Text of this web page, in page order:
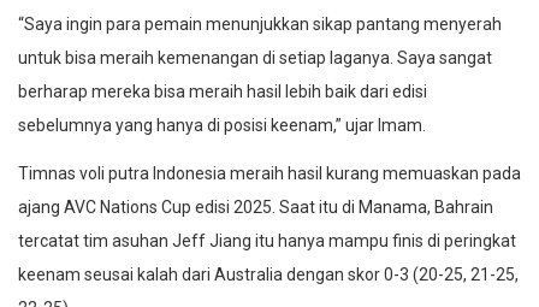
“Saya ingin para pemain menunjukkan sikap pantang menyerah
untuk bisa meraih kemenangan di setiap laganya. Saya sangat
berharap mereka bisa meraih hasil lebih baik dari edisi
sebelumnya yang hanya di posisi keenam,” ujar Imam.
Timnas voli putra Indonesia meraih hasil kurang memuaskan pada
ajang AVC Nations Cup edisi 2025. Saat itu di Manama, Bahrain
tercatat tim asuhan Jeff Jiang itu hanya mampu finis di peringkat
keenam seusai kalah dari Australia dengan skor 0-3 (20-25, 21-25,